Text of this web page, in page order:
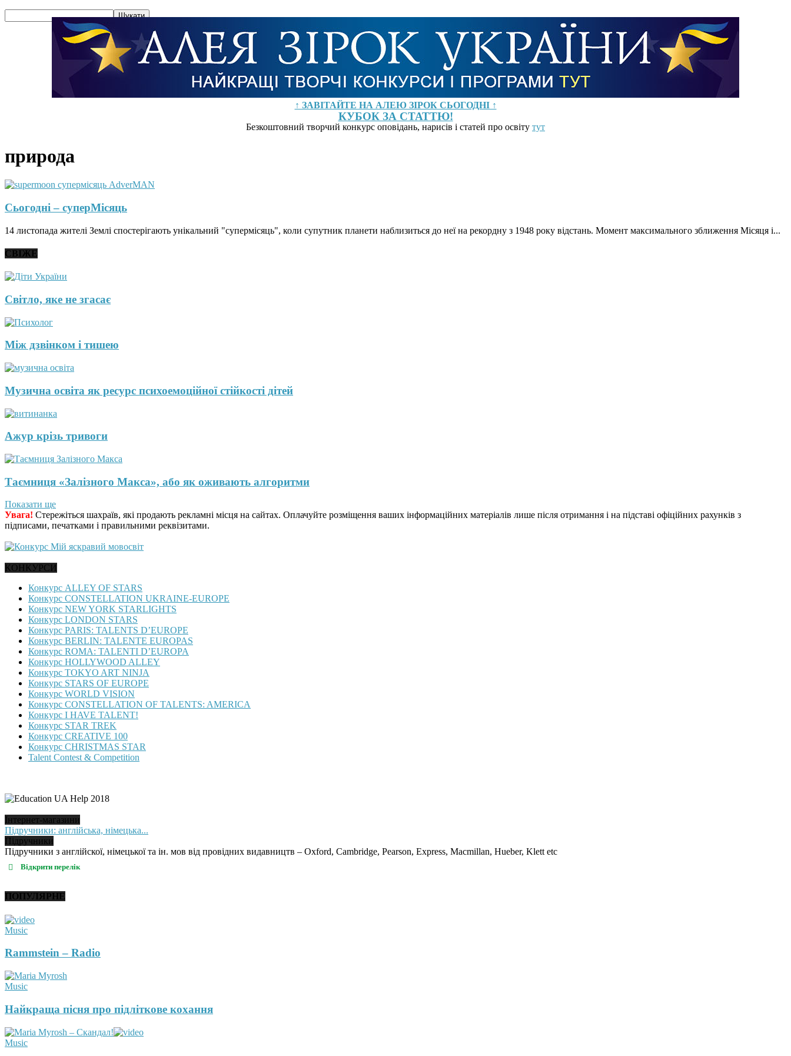
↑ ЗАВІТАЙТЕ НА АЛЕЮ ЗІРОК СЬОГОДНІ ↑
КУБОК ЗА СТАТТЮ!
Безкоштовний творчий конкурс оповідань, нарисів і статей про освіту тут
природа
Сьогодні – суперМісяць
14 листопада жителі Землі спостерігають унікальний "супермісяць", коли супутник планети наблизиться до неї на рекордну з 1948 року відстань. Момент максимального зближення Місяця і...
СВІЖЕ
Світло, яке не згасає
Між дзвінком і тишею
Музична освіта як ресурс психоемоційної стійкості дітей
Ажур крізь тривоги
Таємниця «Залізного Макса», або як оживають алгоритми
Показати ще
Увага! Стережіться шахраїв, які продають рекламні місця на сайтах. Оплачуйте розміщення ваших інформаційних матеріалів лише після отримання і на підставі офіційних рахунків з
підписами, печатками і правильними реквізитами.
КОНКУРСИ
Конкурс ALLEY OF STARS
Конкурс CONSTELLATION UKRAINE-EUROPE
Конкурс NEW YORK STARLIGHTS
Конкурс LONDON STARS
Конкурс PARIS: TALENTS D’EUROPE
Конкурс BERLIN: TALENTE EUROPAS
Конкурс ROMA: TALENTI D’EUROPA
Конкурс HOLLYWOOD ALLEY
Конкурс TOKYO ART NINJA
Конкурс STARS OF EUROPE
Конкурс WORLD VISION
Конкурс CONSTELLATION OF TALENTS: AMERICA
Конкурс I HAVE TALENT!
Конкурс STAR TREK
Конкурс CREATIVE 100
Конкурс CHRISTMAS STAR
Talent Contest & Competition
Інтернет-магазини
Підручники: англійська, німецька...
Підручники
Підручники з англійскої, німецької та ін. мов від провідних видавництв – Oxford, Cambridge, Pearson, Express, Macmillan, Hueber, Klett etc
Відкрити перелік
ПОПУЛЯРНЕ
Music
Rammstein – Radio
Music
Найкраща пісня про підліткове кохання
Music